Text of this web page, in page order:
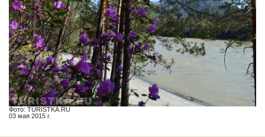
Фото: TURISTKA.RU
03 мая 2015 г.